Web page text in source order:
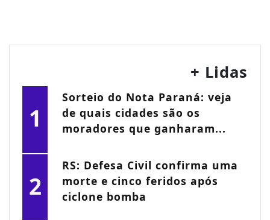
+ Lidas
1
Sorteio do Nota Paraná: veja
de quais cidades são os
moradores que ganharam...
2
RS: Defesa Civil confirma uma
morte e cinco feridos após
ciclone bomba